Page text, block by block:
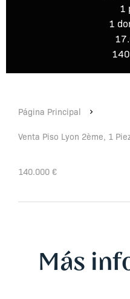
1
1
Página Principal
Venta Piso Lyon 2ème, 1
140.000 €
Más